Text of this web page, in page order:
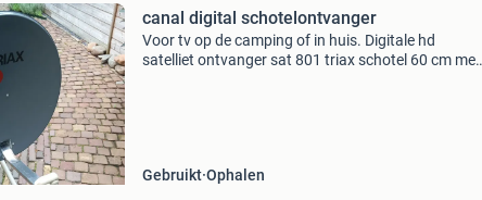
canal digital schotelontvanger
Voor tv op de camping of in huis. Digitale hd
satelliet ontvanger sat 801 triax schotel 60 cm met
Gebruikt Ophalen